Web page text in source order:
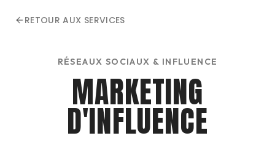
RETOUR AUX SERVICES
RÉSEAUX SOCIAUX & INFLUENCE
MARKETING
D'INFLUENCE